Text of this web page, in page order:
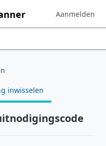
Sign in to your
Aanmelden
inwisselen